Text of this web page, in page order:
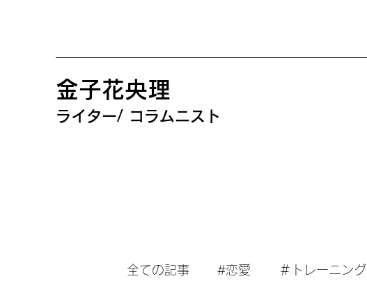
金子花央理
ライター/ コラムニスト
全ての記事 #恋愛 ＃トレーニング